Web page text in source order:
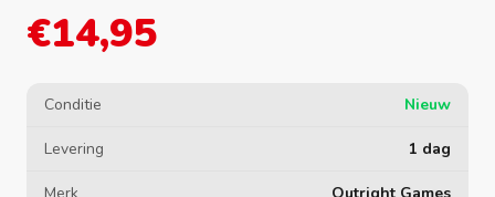
€14,95
Conditie Nieuw
Levering 1 dag